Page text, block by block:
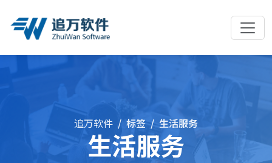
追万软件 标签 生活服务
生活服务